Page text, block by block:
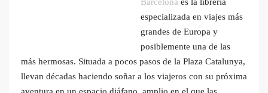
especializada en viajes más
grandes de Europa y
posiblemente una de las
más hermosas. Situada a pocos pasos de la Plaza Catalunya,
llevan décadas haciendo soñar a los viajeros con su próxima